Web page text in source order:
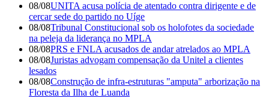
08/08UNITA acusa polícia de atentado contra dirigente e de
cercar sede do partido no Uíge
08/08Tribunal Constitucional sob os holofotes da sociedade
na peleja da liderança no MPLA
08/08PRS e FNLA acusados de andar atrelados ao MPLA
08/08Juristas advogam compensação da Unitel a clientes
lesados
08/08Construção de infra-estruturas "amputa" arborização na
Floresta da Ilha de Luanda